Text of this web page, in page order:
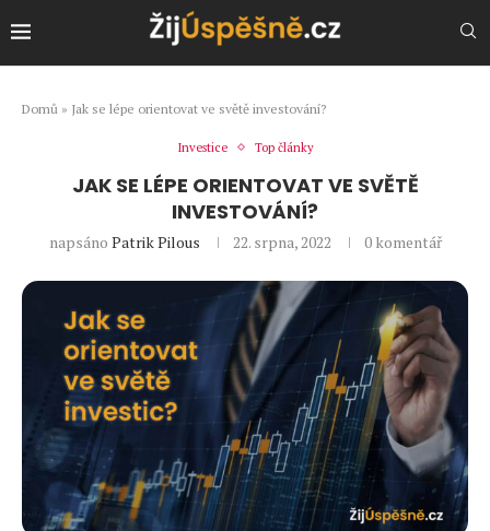
Domů » Jak se lépe orientovat ve světě investování?
Investice Top články
JAK SE LÉPE ORIENTOVAT VE SVĚTĚ
INVESTOVÁNÍ?
napsáno Patrik Pilous 22. srpna, 2022 0 komentář